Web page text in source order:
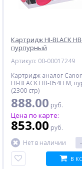
Картридж HI-BLACK
пурпурный
Артикул: 00-00017249
Картридж аналог
HI-BLACK HB-054H M,
(2300 стр)
888.00 руб.
Цена по карте:
853.00 руб.
Нет в наличии
-
В